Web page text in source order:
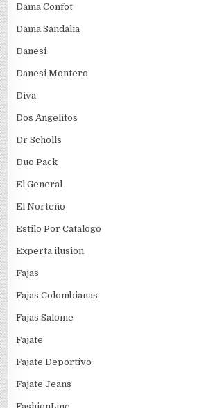
Dama Confot
Dama Sandalia
Danesi
Danesi Montero
Diva
Dos Angelitos
Dr Scholls
Duo Pack
El General
El Norteño
Estilo Por Catalogo
Experta ilusion
Fajas
Fajas Colombianas
Fajas Salome
Fajate
Fajate Deportivo
Fajate Jeans